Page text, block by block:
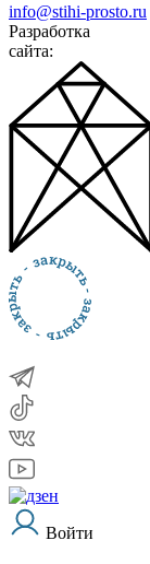
info@stihi-prosto.ru
Разработка
сайта:
Войти